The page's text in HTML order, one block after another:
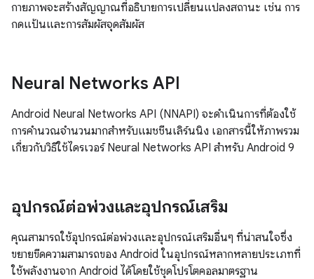
กายภาพจะสร้างสัญญาณที่อธิบายการเปลี่ยนแปลงสถานะ เช่น การ
กดแป้นและการสัมผัสจุดสัมผัส
Neural Networks API
Android Neural Networks API (NNAPI) จะดำเนินการที่ต้องใช้
การคำนวณจำนวนมากสำหรับแมชชีนเลิร์นนิง เอกสารนี้ให้ภาพรวม
เกี่ยวกับวิธีใช้ไดรเวอร์ Neural Networks API สำหรับ Android 9
อุปกรณ์ต่อพ่วงและอุปกรณ์เสริม
คุณสามารถใช้อุปกรณ์ต่อพ่วงและอุปกรณ์เสริมอื่นๆ ที่น่าสนใจซึ่ง
ขยายขีดความสามารถของ Android ในอุปกรณ์หลากหลายประเภทที่
ใช้พลังงานจาก Android ได้โดยใช้ชุดโปรโตคอลมาตรฐาน